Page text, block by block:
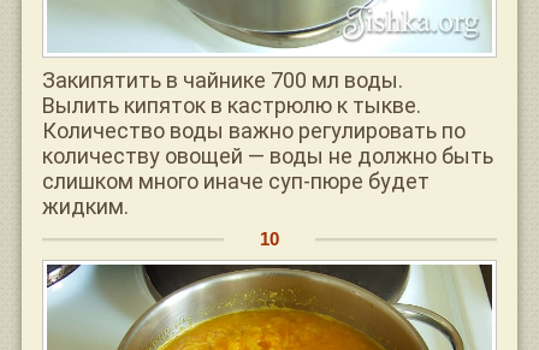
Закипятить в чайнике 700 мл воды.
Вылить кипяток в кастрюлю к тыкве.
Количество воды важно регулировать по
количеству овощей — воды не должно быть
слишком много иначе суп-пюре будет
жидким.